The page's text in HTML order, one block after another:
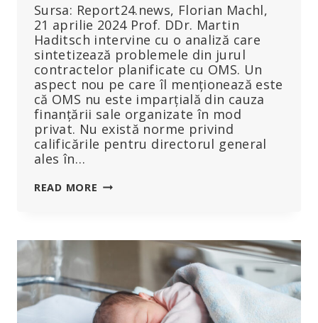
Sursa: Report24.news, Florian Machl,
21 aprilie 2024 Prof. DDr. Martin
Haditsch intervine cu o analiză care
sintetizează problemele din jurul
contractelor planificate cu OMS. Un
aspect nou pe care îl menționează este
că OMS nu este imparțială din cauza
finanțării sale organizate în mod
privat. Nu există norme privind
calificările pentru directorul general
ales în…
READ MORE PROF.
COMPETENTĂ
PENTRU
GESTIONAREA
PANDEMIILOR?